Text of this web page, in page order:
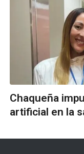
Chaqueña
artificial en la